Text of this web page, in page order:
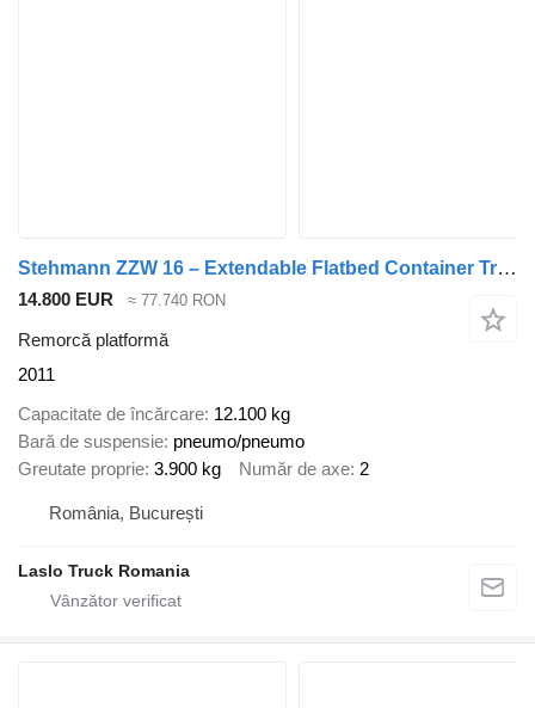
Stehmann ZZW 16 – Extendable Flatbed Container Trailer
14.800 EUR ≈ 77.740 RON
Remorcă platformă
2011
Capacitate de încărcare 12.100 kg
Bară de suspensie pneumo/pneumo
Greutate proprie 3.900 kg Număr de axe 2
România, București
Laslo Truck Romania